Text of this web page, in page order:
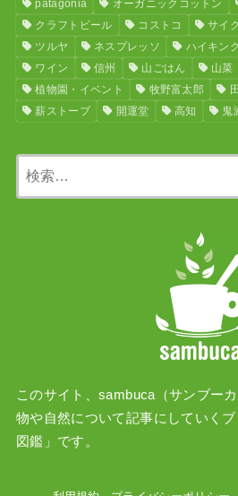
patagonia
オーガニックコットン
クラフトビール
コストコ サイ
ツルヤ
ネスプレッソ ハイキン
ワイン
信州 山ごはん 山菜
植物園・イベント
牧野富太郎
薪ストーブ
開運堂 高知 鬼
このサイト、sambuca（サンブー
物や自然について記事にしていく
図鑑」です。